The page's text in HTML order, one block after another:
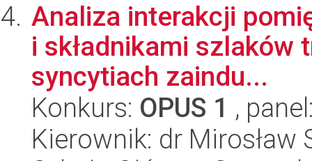
Analiza interakcji
i składnikami szlaków
syncytiach zaindu...
Konkurs: OPUS 1 ,
Kierownik: dr Mirosław